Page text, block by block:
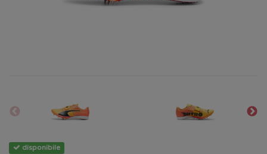
disponibile